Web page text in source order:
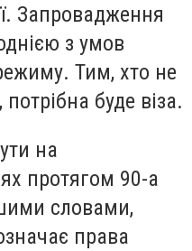
Запровадження
з умов
Тим, хто не
буде віза.
на
протягом 90-а
словами,
права